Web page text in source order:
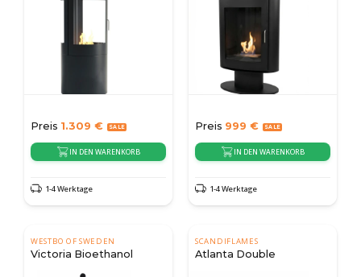
Preis 1.309 €
IN DEN WARENKORB
1-4 Werktage
Preis 999 €
IN DEN WARENKORB
1-4 Werktage
WESTBO OF SWEDEN
Victoria Bioethanol
SCANDIFLAMES
Atlanta Double